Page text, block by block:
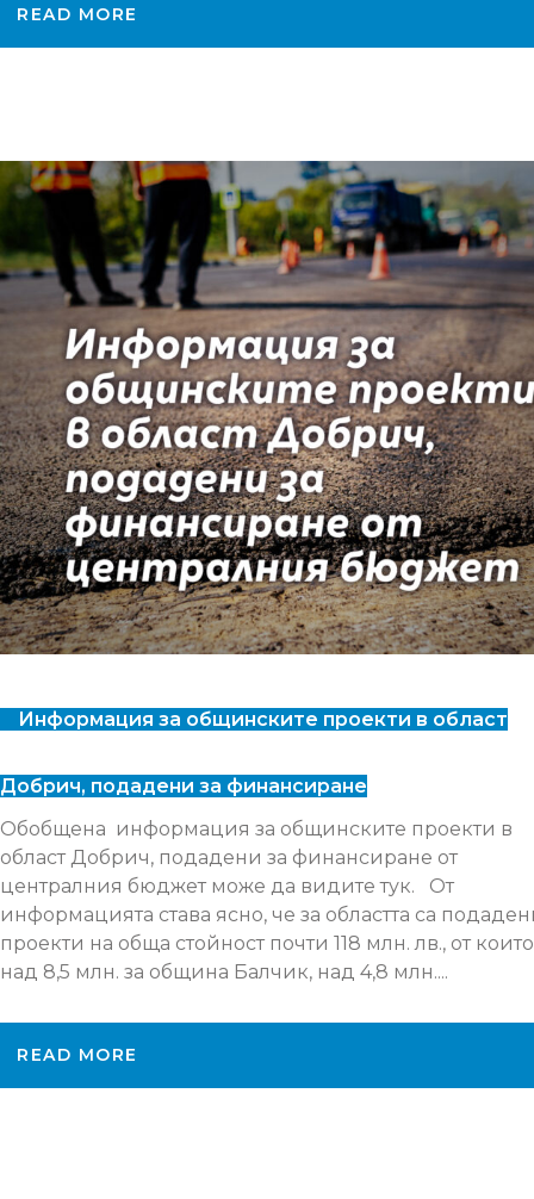
READ MORE
Информация за общинските проекти в област
Добрич, подадени за финансиране
Обобщена информация за общинските проекти в
област Добрич, подадени за финансиране от
централния бюджет може да видите тук. От
информацията става ясно, че за областта са
проекти на обща стойност почти 118 млн. лв., от които
над 8,5 млн. за община Балчик, над 4,8 млн....
READ MORE